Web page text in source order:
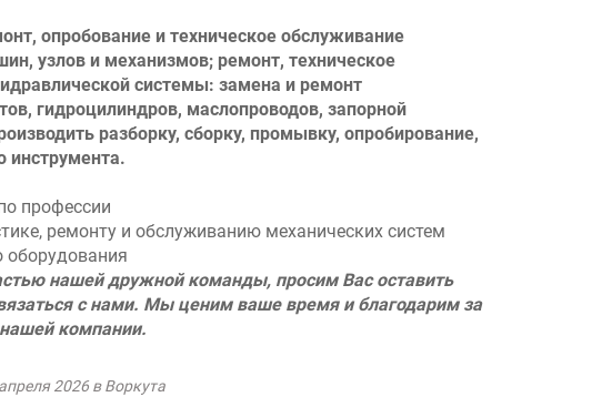
опробование и техническое обслуживание
узлов и механизмов; ремонт, техническое
системы: замена и ремонт
гидроцилиндров, маслопроводов, запорной
разборку, сборку, промывку, опробирование,
инструмента.
профессии
ремонту и обслуживанию механических систем
оборудования
нашей дружной команды, просим Вас оставить
с нами. Мы ценим ваше время и благодарим за
компании.
2026 в Воркута